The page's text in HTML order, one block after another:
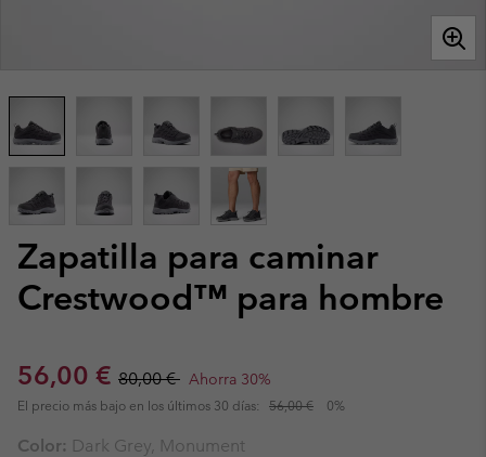
Zapatilla para caminar
Crestwood™ para hombre
Sale price:
56,00 € Regular price:
80,00 € Ahorra 30%
El precio más bajo en los últimos 30 días: 56,00 € 0%
Color: Dark Grey, Monument